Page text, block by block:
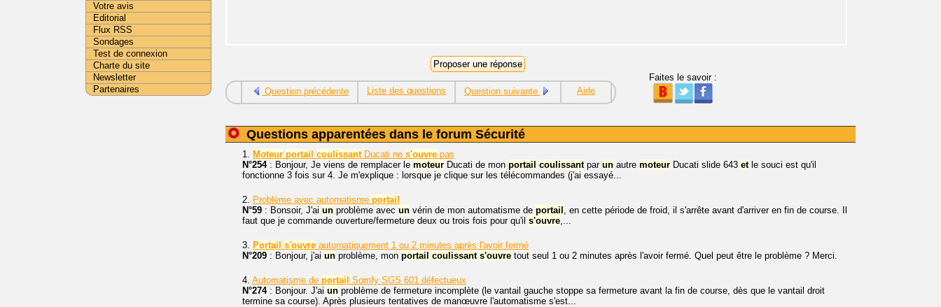
Question précédente Liste des questions Question suivante Aide
Faites le savoir :
Questions apparentées dans le forum Sécurité
1. Moteur portail coulissantDucati ne s'ouvre pas
N°254: Bonjour, Je viens de remplacer le moteur Ducati de mon portail coulissantpar un autre moteur Ducati slide 643 etle souci est qu'il
fonctionne 3 fois sur 4. Je m'explique : lorsque je clique sur les télécommandes (j'ai essayé...
2. Problème avec automatisme portail
N°59 : Bonsoir, J'ai un problème avec un vérin de mon automatisme de portail , en cette période de froid, il s'arrête avant d'arriver en fin de course. Il
faut que je commande ouverture/fermeture deux ou trois fois pour qu'il s'ouvre,...
3. Portail s'ouvre automatiquement 1 ou 2 minutes après l'avoir fermé
N°209 : Bonjour, j'ai un problème, mon portail coulissant s'ouvre tout seul 1 ou 2 minutes après l'avoir fermé. Quel peut être le problème ? Merci.
4. Automatisme de portail Somfy SGS 601 défectueux
N°274: Bonjour. J'ai un problème de fermeture incomplète (le vantail gauche stoppe sa fermeture avant la fin de course, dès que le vantail droit
termine sa course). Après plusieurs tentatives de manœuvre l'automatisme s'est...
Votre avis
Editorial
Flux RSS
Sondages
Test de connexion
Charte du site
Newsletter
Partenaires